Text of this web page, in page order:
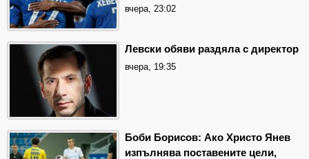
вчера, 23:02
Левски обяви раздяла с директор
вчера, 19:35
Боби Борисов: Ако Христо Янев
изпълнява поставените цели,